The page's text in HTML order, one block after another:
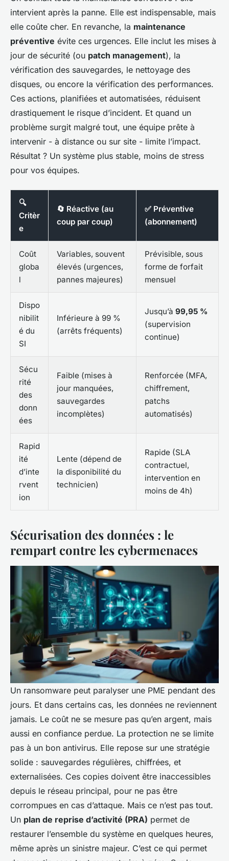
intervient après la panne. Elle est indispensable, mais
elle coûte cher. En revanche, la maintenance
préventive évite ces urgences. Elle inclut les mises à
jour de sécurité (ou patch management), la
vérification des sauvegardes, le nettoyage des
disques, ou encore la vérification des performances.
Ces actions, planifiées et automatisées, réduisent
drastiquement le risque d’incident. Et quand un
problème surgit malgré tout, une équipe prête à
intervenir - à distance ou sur site - limite l’impact.
Résultat ? Un système plus stable, moins de stress
pour vos équipes.
🔍
Critèr
e
🔄 Réactive (au
coup par coup)
✅ Préventive
(abonnement)
Coût
globa
l
Variables, souvent
élevés (urgences,
pannes majeures)
Prévisible, sous
forme de forfait
mensuel
Dispo
nibilit
é du
SI
Inférieure à 99 %
(arrêts fréquents)
Jusqu’à 99,95 %
(supervision
continue)
Sécu
rité
des
donn
ées
Faible (mises à
jour manquées,
sauvegardes
incomplètes)
Renforcée (MFA,
chiffrement,
patchs
automatisés)
Rapid
ité
d’inte
rvent
ion
Lente (dépend de
la disponibilité du
technicien)
Rapide (SLA
contractuel,
intervention en
moins de 4h)
Sécurisation des données : le
rempart contre les cybermenaces
Un ransomware peut paralyser une PME pendant des
jours. Et dans certains cas, les données ne reviennent
jamais. Le coût ne se mesure pas qu’en argent, mais
aussi en confiance perdue. La protection ne se limite
pas à un bon antivirus. Elle repose sur une stratégie
solide : sauvegardes régulières, chiffrées, et
externalisées. Ces copies doivent être inaccessibles
depuis le réseau principal, pour ne pas être
corrompues en cas d’attaque. Mais ce n’est pas tout.
Un plan de reprise d’activité (PRA) permet de
restaurer l’ensemble du système en quelques heures,
même après un sinistre majeur. C’est ce qui permet